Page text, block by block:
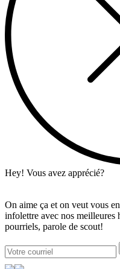
Hey! Vous avez apprécié?
On aime ça et on veut vous
infolettre avec nos meilleures
pourriels, parole de scout!